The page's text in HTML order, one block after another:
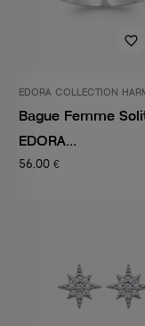
favorite_border
EDORA COLLECTION
Bague Femme
EDORA...
56,00 €